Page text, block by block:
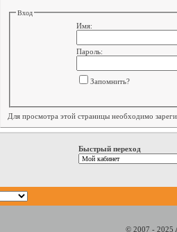
Вход
Имя:
Пароль:
Запомнить?
Для просмотра этой страницы необходимо
Быстрый переход
© 2007 - 2025